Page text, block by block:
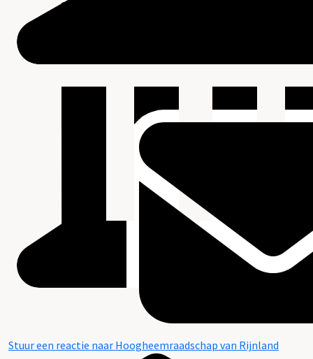
Stuur een reactie naar Hoogheemraadschap van Rijnland